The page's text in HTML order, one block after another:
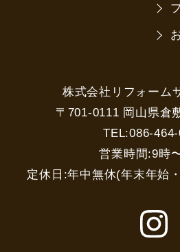
株式会社リフォーム
〒701-0111 岡山県倉
TEL:086-464-
営業時間:9時
定休日:年中無休(年末年始